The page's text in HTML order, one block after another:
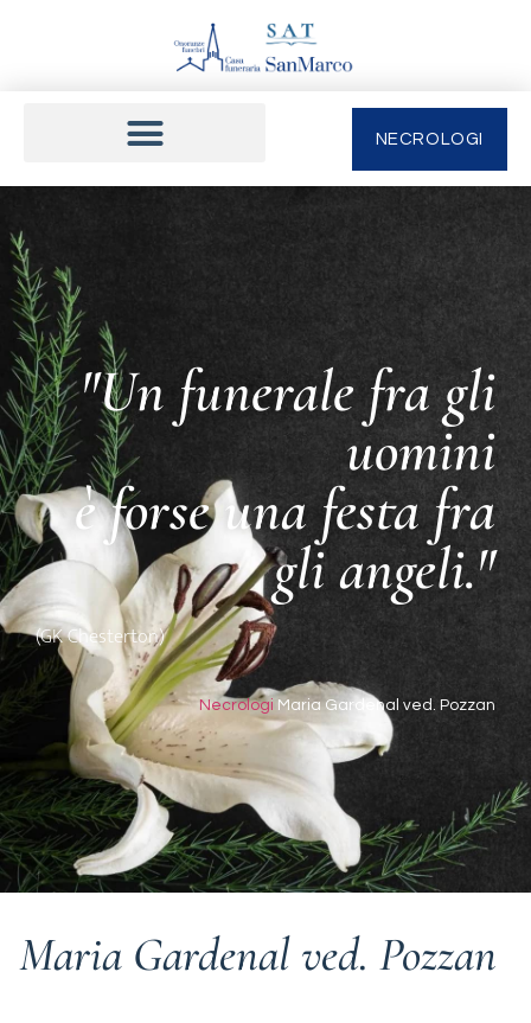
NECROLOGI
"Un funerale fra gli
uomini
è forse una festa fra
gli angeli."
(GK Chesterton)
Necrologi Maria Gardenal ved. Pozzan
Maria Gardenal ved. Pozzan